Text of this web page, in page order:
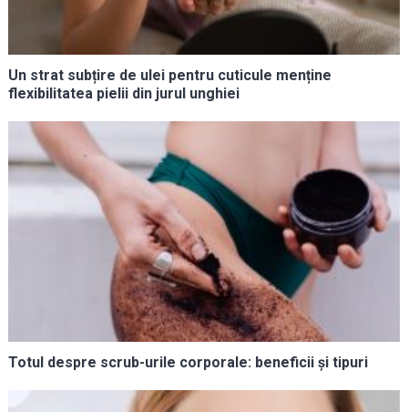
Un strat subțire de ulei pentru cuticule menține
flexibilitatea pielii din jurul unghiei
Totul despre scrub-urile corporale: beneficii și tipuri